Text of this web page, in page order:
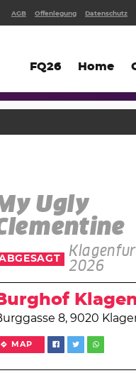
FQ26 Home
AGB Offenlegung Datenschutz
Ugly
2026
8, 9020
MAP